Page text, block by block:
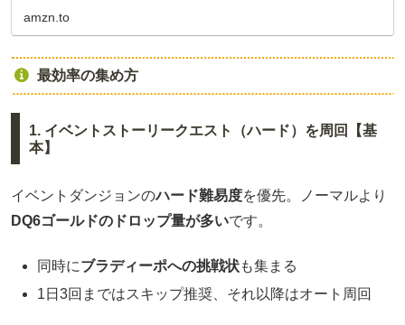
amzn.to
最効率の集め方
1. イベントストーリークエスト（ハード）を周回【基
本】
イベントダンジョンのハード難易度を優先。ノーマルより
DQ6ゴールドのドロップ量が多いです。
同時にブラディーポへの挑戦状も集まる
1日3回まではスキップ推奨、それ以降はオート周回